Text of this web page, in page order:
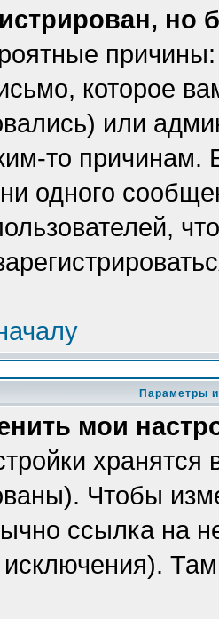
но
которое
или
то
одного
Параметры
мои
Чтобы
ссылка на
исключения).